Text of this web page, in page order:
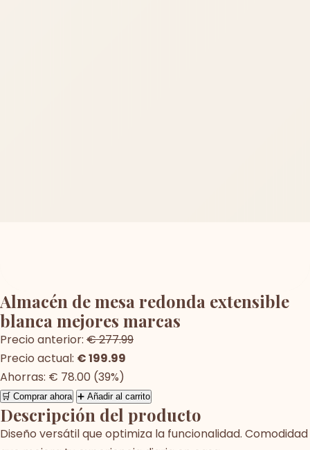
Almacén de mesa redonda extensible
blanca mejores marcas
Precio anterior: € 277.99
Precio actual: € 199.99
Ahorras: € 78.00 (39%)
🛒 Comprar ahora ➕ Añadir al carrito
Descripción del producto
Diseño versátil que optimiza la funcionalidad. Comodidad